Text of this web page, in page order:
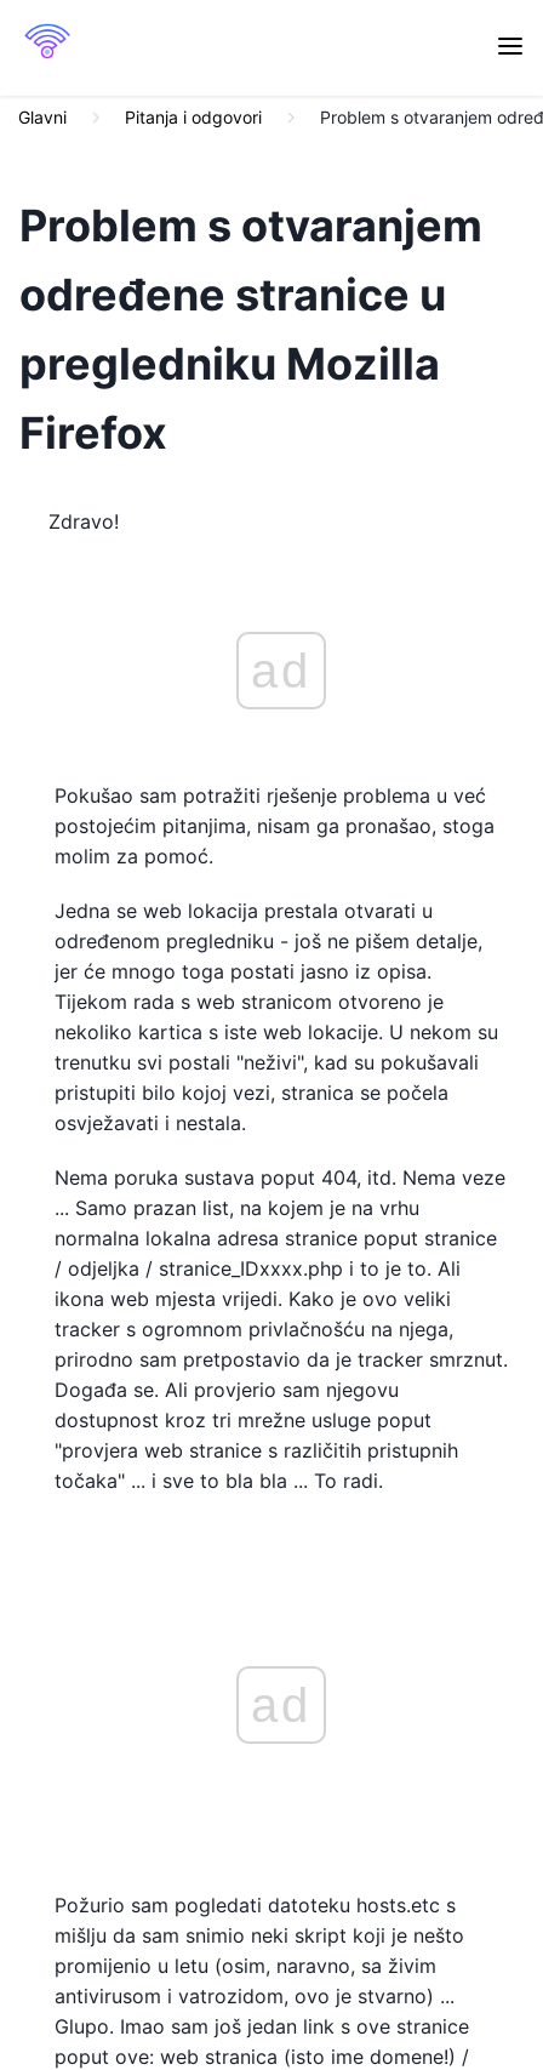
Glavni Pitanja i odgovori Problem s otvaranjem
Problem s otvaranjem
određene stranice u
pregledniku Mozilla
Firefox
Zdravo!
ad
Pokušao sam potražiti rješenje problema u već
postojećim pitanjima, nisam ga pronašao, stoga
molim za pomoć.
Jedna se web lokacija prestala otvarati u
određenom pregledniku - još ne pišem detalje,
jer će mnogo toga postati jasno iz opisa.
Tijekom rada s web stranicom otvoreno je
nekoliko kartica s iste web lokacije. U nekom su
trenutku svi postali "neživi", kad su pokušavali
pristupiti bilo kojoj vezi, stranica se počela
osvježavati i nestala.
Nema poruka sustava poput 404, itd. Nema veze
... Samo prazan list, na kojem je na vrhu
normalna lokalna adresa stranice poput stranice
/ odjeljka / stranice_IDxxxx.php i to je to. Ali
ikona web mjesta vrijedi. Kako je ovo veliki
tracker s ogromnom privlačnošću na njega,
prirodno sam pretpostavio da je tracker smrznut.
Događa se. Ali provjerio sam njegovu
dostupnost kroz tri mrežne usluge poput
"provjera web stranice s različitih pristupnih
točaka" ... i sve to bla bla ... To radi.
ad
Požurio sam pogledati datoteku hosts.etc s
mišlju da sam snimio neki skript koji je nešto
promijenio u letu (osim, naravno, sa živim
antivirusom i vatrozidom, ovo je stvarno) ...
Glupo. Imao sam još jedan link s ove stranice
poput ove: web stranica (isto ime domene!) /